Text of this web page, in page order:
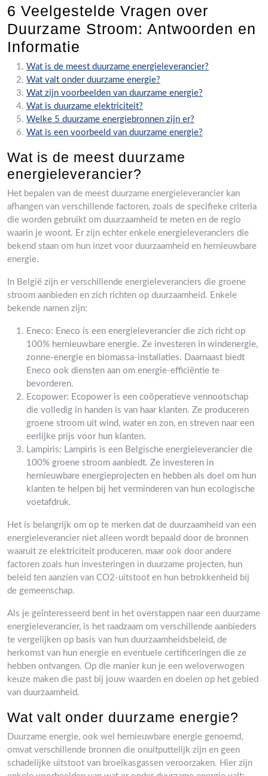
6 Veelgestelde Vragen over
Duurzame Stroom: Antwoorden en
Informatie
Wat is de meest duurzame energieleverancier?
Wat valt onder duurzame energie?
Wat zijn voorbeelden van duurzame energie?
Wat is duurzame elektriciteit?
Welke 5 duurzame energiebronnen zijn er?
Wat is een voorbeeld van duurzame energie?
Wat is de meest duurzame
energieleverancier?
Het bepalen van de meest duurzame energieleverancier kan
afhangen van verschillende factoren, zoals de specifieke criteria
die worden gebruikt om duurzaamheid te meten en de regio
waarin je woont. Er zijn echter enkele energieleveranciers die
bekend staan om hun inzet voor duurzaamheid en hernieuwbare
energie.
In België zijn er verschillende energieleveranciers die groene
stroom aanbieden en zich richten op duurzaamheid. Enkele
bekende namen zijn:
Eneco: Eneco is een energieleverancier die zich richt op
100% hernieuwbare energie. Ze investeren in windenergie,
zonne-energie en biomassa-installaties. Daarnaast biedt
Eneco ook diensten aan om energie-efficiëntie te
bevorderen.
Ecopower: Ecopower is een coöperatieve vennootschap
die volledig in handen is van haar klanten. Ze produceren
groene stroom uit wind, water en zon, en streven naar een
eerlijke prijs voor hun klanten.
Lampiris: Lampiris is een Belgische energieleverancier die
100% groene stroom aanbiedt. Ze investeren in
hernieuwbare energieprojecten en hebben als doel om hun
klanten te helpen bij het verminderen van hun ecologische
voetafdruk.
Het is belangrijk om op te merken dat de duurzaamheid van een
energieleverancier niet alleen wordt bepaald door de bronnen
waaruit ze elektriciteit produceren, maar ook door andere
factoren zoals hun investeringen in duurzame projecten, hun
beleid ten aanzien van CO2-uitstoot en hun betrokkenheid bij
de gemeenschap.
Als je geïnteresseerd bent in het overstappen naar een duurzame
energieleverancier, is het raadzaam om verschillende aanbieders
te vergelijken op basis van hun duurzaamheidsbeleid, de
herkomst van hun energie en eventuele certificeringen die ze
hebben ontvangen. Op die manier kun je een weloverwogen
keuze maken die past bij jouw waarden en doelen op het gebied
van duurzaamheid.
Wat valt onder duurzame energie?
Duurzame energie, ook wel hernieuwbare energie genoemd,
omvat verschillende bronnen die onuitputtelijk zijn en geen
schadelijke uitstoot van broeikasgassen veroorzaken. Hier zijn